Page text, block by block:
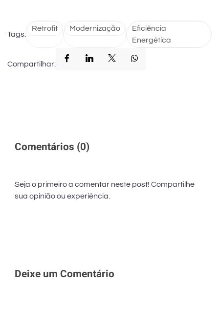
Tags:
Retrofit Modernização
Eficiência
Energética
Compartilhar:
Comentários (0)
Seja o primeiro a comentar neste post! Compartilhe
sua opinião ou experiência.
Deixe um Comentário